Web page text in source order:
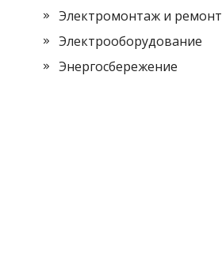
Электромонтаж и ремонт
Электрооборудование
Энергосбережение